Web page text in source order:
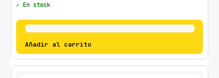
✓ En stock
Añadir al carrito